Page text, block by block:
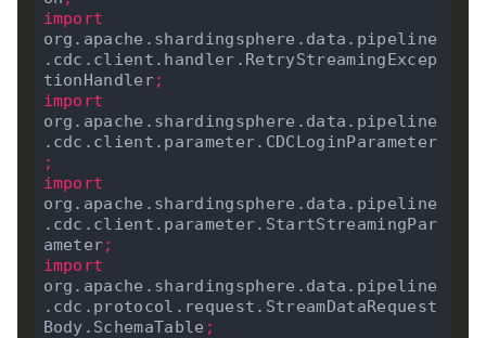
import
org.apache.shardingsphere.data.pipeline
.cdc.client.handler.RetryStreamingExcep
tionHandler;
import
org.apache.shardingsphere.data.pipeline
.cdc.client.parameter.CDCLoginParameter
;
import
org.apache.shardingsphere.data.pipeline
.cdc.client.parameter.StartStreamingPar
ameter;
import
org.apache.shardingsphere.data.pipeline
.cdc.protocol.request.StreamDataRequest
Body.SchemaTable ;